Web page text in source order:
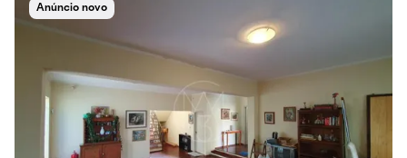
Anúncio novo